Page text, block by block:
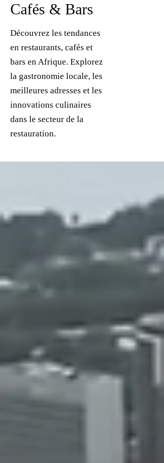
Cafés & Bars
Découvrez les tendances
en restaurants, cafés et
bars en Afrique. Explorez
la gastronomie locale, les
meilleures adresses et les
innovations culinaires
dans le secteur de la
restauration.